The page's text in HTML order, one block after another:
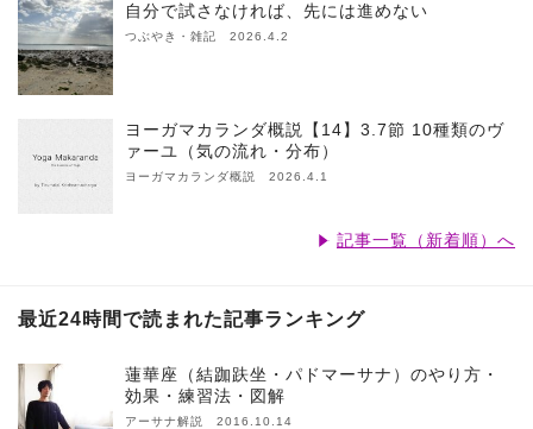
自分で試さなければ、先には進めない
つぶやき・雑記 2026.4.2
ヨーガマカランダ概説【14】3.7節 10種類のヴ
ァーユ（気の流れ・分布）
ヨーガマカランダ概説 2026.4.1
記事一覧（新着順）へ
最近24時間で読まれた記事ランキング
蓮華座（結跏趺坐・パドマーサナ）のやり方・
効果・練習法・図解
アーサナ解説 2016.10.14